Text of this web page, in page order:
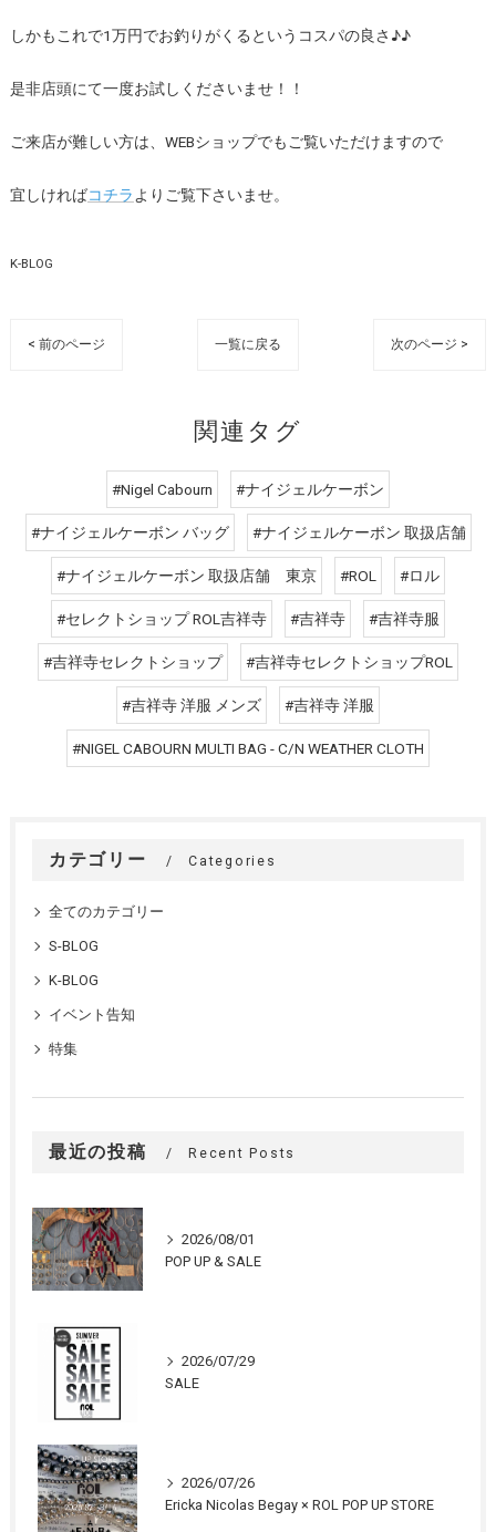
しかもこれで1万円でお釣りがくるというコスパの良さ♪♪
是非店頭にて一度お試しくださいませ！！
ご来店が難しい方は、WEBショップでもご覧いただけますので
宜しければコチラよりご覧下さいませ。
K-BLOG
< 前のページ 一覧に戻る 次のページ >
関連タグ
#Nigel Cabourn #ナイジェルケーボン
#ナイジェルケーボン バッグ #ナイジェルケーボン 取扱店舗
#ナイジェルケーボン 取扱店舗 東京 #ROL #ロル
#セレクトショップ ROL吉祥寺 #吉祥寺 #吉祥寺服
#吉祥寺セレクトショップ #吉祥寺セレクトショップROL
#吉祥寺 洋服 メンズ #吉祥寺 洋服
#NIGEL CABOURN MULTI BAG - C/N WEATHER CLOTH
カテゴリー Categories
全てのカテゴリー
S-BLOG
K-BLOG
イベント告知
特集
最近の投稿 Recent Posts
2026/08/01
POP UP & SALE
2026/07/29
SALE
2026/07/26
Ericka Nicolas Begay × ROL POP UP STORE